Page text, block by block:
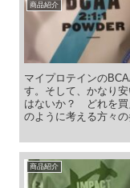
商品紹介
マイプロテインの
す。そして、かなり
はないか？ どれを買
のように考える方々の
商品紹介